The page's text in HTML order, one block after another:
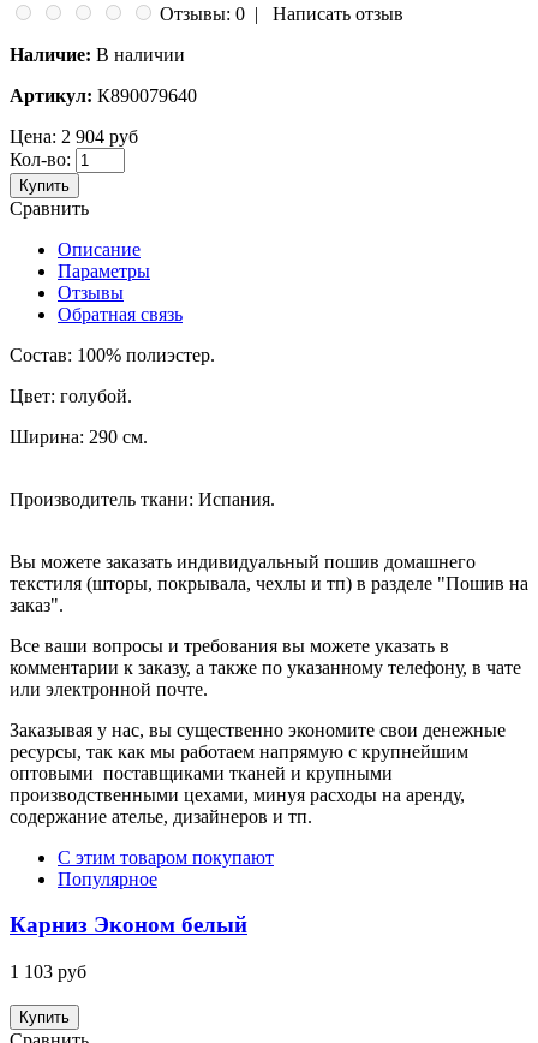
Отзывы: 0 | Написать отзыв
Наличие: В наличии
Артикул: К890079640
Цена: 2 904 руб
Кол-во:
Купить
Сравнить
Описание
Параметры
Отзывы
Обратная связь
Состав: 100% полиэстер.
Цвет: голубой.
Ширина: 290 см.
Производитель ткани: Испания.
Вы можете заказать индивидуальный пошив домашнего
текстиля (шторы, покрывала, чехлы и тп) в разделе "Пошив на
заказ".
Все ваши вопросы и требования вы можете указать в
комментарии к заказу, а также по указанному телефону, в чате
или электронной почте.
Заказывая у нас, вы существенно экономите свои денежные
ресурсы, так как мы работаем напрямую с крупнейшим
оптовыми поставщиками тканей и крупными
производственными цехами, минуя расходы на аренду,
содержание ателье, дизайнеров и тп.
С этим товаром покупают
Популярное
Карниз Эконом белый
1 103 руб
Купить